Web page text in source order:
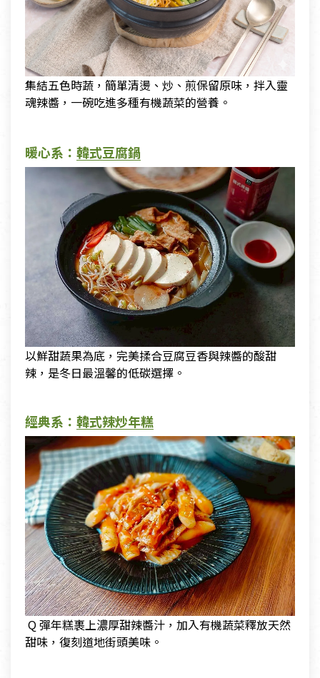
集結五色時蔬，簡單清燙、炒、煎保留原味，拌入靈
魂辣醬，一碗吃進多種有機蔬菜的營養。
暖心系： 韓式豆腐鍋
以鮮甜蔬果為底，完美揉合豆腐豆香與辣醬的酸甜
辣，是冬日最溫馨的低碳選擇。
經典系： 韓式辣炒年糕
Q 彈年糕裹上濃厚甜辣醬汁，加入有機蔬菜釋放天然
甜味，復刻道地街頭美味。